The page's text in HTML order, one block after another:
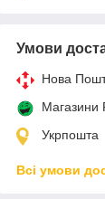
Умови
Нова
Магазини
Укрпошта
Всі умови